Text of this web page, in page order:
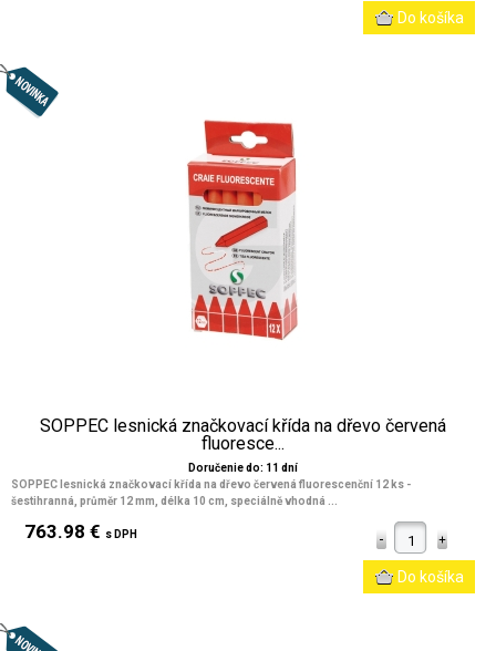
SOPPEC lesnická značkovací křída na dřevo červená
fluoresce...
Doručenie do: 11 dní
SOPPEC lesnická značkovací křída na dřevo červená fluorescenční 12 ks -
šestihranná, průměr 12 mm, délka 10 cm, speciálně vhodná ...
763.98 € s DPH